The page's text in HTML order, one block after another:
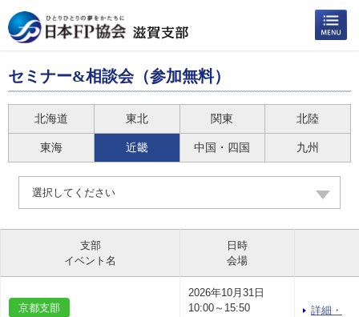
セミナー&相談会（参加無料）
北海道 東北 関東 北陸
東海 近畿 中国・四国 九州
選択してください
支部
イベント名
日時
会場
京都支部
2026年10月31日
10:00～15:50
詳細・